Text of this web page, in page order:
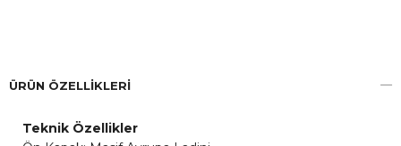
ÜRÜN ÖZELLIKLERI
Teknik Özellikler